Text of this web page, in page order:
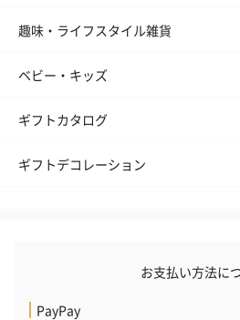
趣味・ライフスタイル雑貨
ベビー・キッズ
ギフトカタログ
ギフトデコレーション
お支払い方法に
PayPay